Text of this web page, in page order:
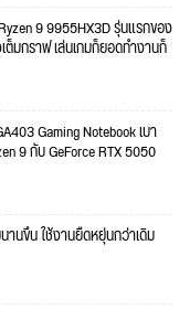
9 9955HX3D รุ่นแรกของ
ต็มกราฟ เล่นเกมก็ยอดทำงานก็
Gaming Notebook เบา
9 กับ GeForce RTX 5050
านขึ้น ใช้งานยืดหยุ่นกว่าเดิม